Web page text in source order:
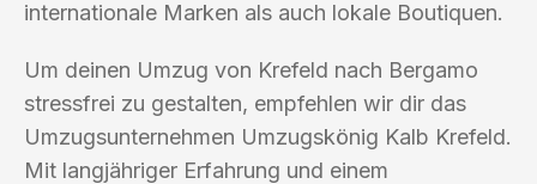
internationale Marken als auch lokale Boutiquen.
Um deinen Umzug von Krefeld nach Bergamo
stressfrei zu gestalten, empfehlen wir dir das
Umzugsunternehmen Umzugskönig Kalb Krefeld.
Mit langjähriger Erfahrung und einem